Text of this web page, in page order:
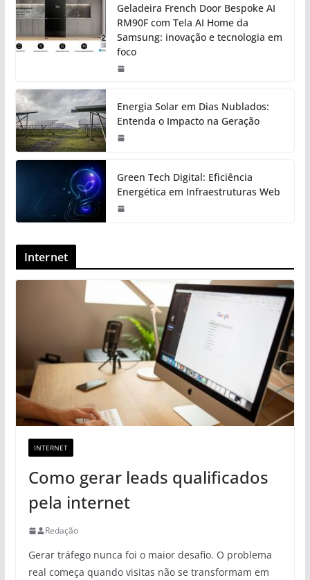
Geladeira French Door Bespoke AI
RM90F com Tela AI Home da
Samsung: inovação e tecnologia em
foco
Energia Solar em Dias Nublados:
Entenda o Impacto na Geração
Green Tech Digital: Eficiência
Energética em Infraestruturas Web
Internet
INTERNET
Como gerar leads qualificados
pela internet
Redação
Gerar tráfego nunca foi o maior desafio. O problema
real começa quando visitas não se transformam em